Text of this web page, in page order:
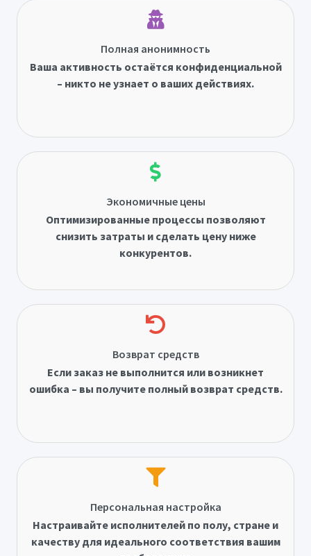
Полная анонимность
Ваша активность остаётся конфиденциальной
– никто не узнает о ваших действиях.
Экономичные цены
Оптимизированные процессы позволяют
снизить затраты и сделать цену ниже
конкурентов.
Возврат средств
Если заказ не выполнится или возникнет
ошибка – вы получите полный возврат средств.
Персональная настройка
Настраивайте исполнителей по полу, стране и
качеству для идеального соответствия вашим